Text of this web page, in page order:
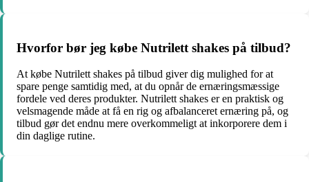
Hvorfor bør jeg købe Nutrilett shakes på tilbud?
At købe Nutrilett shakes på tilbud giver dig mulighed for at
spare penge samtidig med, at du opnår de ernæringsmæssige
fordele ved deres produkter. Nutrilett shakes er en praktisk og
velsmagende måde at få en rig og afbalanceret ernæring på, og
tilbud gør det endnu mere overkommeligt at inkorporere dem i
din daglige rutine.